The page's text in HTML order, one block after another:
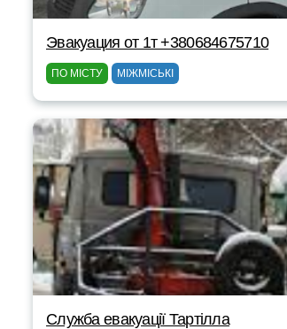
Эвакуация от 1т +380684675710
ПО МІСТУ МІЖМІСЬКІ
Служба евакуації Тартілла